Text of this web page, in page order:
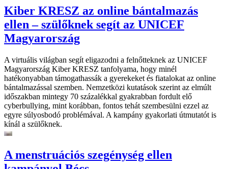
Kiber KRESZ az online bántalmazás
ellen – szülőknek segít az UNICEF
Magyarország
A virtuális világban segít eligazodni a felnőtteknek az UNICEF
Magyarország Kiber KRESZ tanfolyama, hogy minél
hatékonyabban támogathassák a gyerekeket és fiatalokat az online
bántalmazással szemben. Nemzetközi kutatások szerint az elmúlt
időszakban mintegy 70 százalékkal gyakrabban fordult elő
cyberbullying, mint korábban, fontos tehát szembesülni ezzel az
egyre súlyosbodó problémával. A kampány gyakorlati útmutatót is
kínál a szülőknek.
A menstruációs szegénység ellen